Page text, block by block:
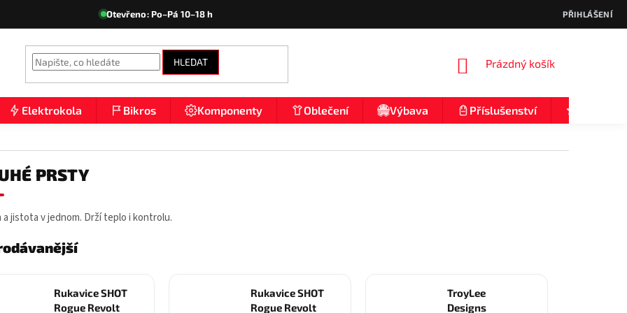
Otevřeno: Po–Pá 10–18 h PŘIHLÁŠENÍ
HLEDAT
NÁKUPNÍ
Prázdný košík
Elektrokola Bikros Komponenty Oblečení Výbava Příslušenství
PRSTY
a jistota v jednom. Drží teplo i kontrolu.
Rukavice SHOT
Rogue Revolt
Rukavice SHOT
Rogue Revolt
TroyLee
Designs